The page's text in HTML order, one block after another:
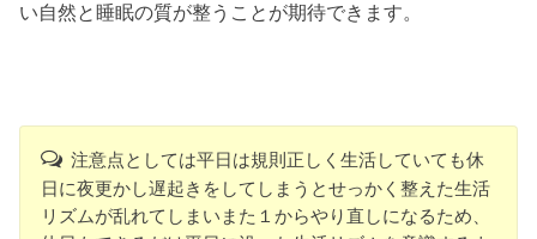
い自然と睡眠の質が整うことが期待できます。
注意点としては平日は規則正しく生活していても休
日に夜更かし遅起きをしてしまうとせっかく整えた生活
リズムが乱れてしまいまた１からやり直しになるため、